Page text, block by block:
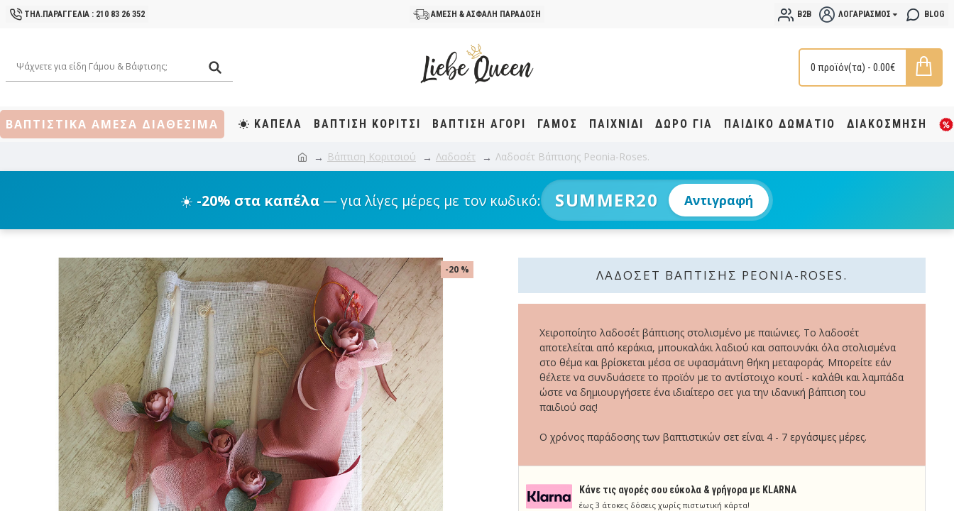
ΤΗΛ.ΠΑΡΑΓΓΕΛΙΑ : 210 83 26 352 ΑΜΕΣΗ & ΑΣΦΑΛΗ ΠΑΡΑΔΟΣΗ B2B ΛΟΓΑΡΙΑΣΜΌΣ BLOG
0 προϊόν(τα) - 0.00€
ΒΑΠΤΙΣΤΙΚΑ ΑΜΕΣΑ ΔΙΑΘΕΣΙΜΑ ΚΑΠΕΛΑ ΒΆΠΤΙΣΗ KOΡΊΤΣΙ ΒΆΠΤΙΣΗ ΑΓΌΡΙ ΓΑΜΟΣ ΠΑΙΧΝΙΔΙ ΔΩΡΟ ΓΙΑ ΠΑΙΔΙΚΟ ΔΩΜΑΤΙΟ ΔΙΑΚΟΣΜΗΣΗ
Βάπτιση Κοριτσιού Λαδοσέτ Λαδοσέτ Βάπτισης Peonia-Roses.
☀️ -20% στα καπέλα — για λίγες μέρες με τον κωδικό: SUMMER20 Αντιγραφή
-20 % ΛΑΔΟΣΈΤ ΒΆΠΤΙΣΗΣ PEONIA-ROSES.
Κάνε τις αγορές σου εύκολα & γρήγορα με KLARNA
έως 3 άτοκες δόσεις χωρίς πιστωτική κάρτα!
Χειροποίητο λαδοσέτ βάπτισης στολισμένο με παιώνιες. Το λαδοσέτ
αποτελείται από κεράκια, μπουκαλάκι λαδιού και σαπουνάκι όλα στολισμένα
στο θέμα και βρίσκεται μέσα σε υφασμάτινη θήκη μεταφοράς. Μπορείτε εάν
θέλετε να συνδυάσετε το προϊόν με το αντίστοιχο κουτί - καλάθι και λαμπάδα
ώστε να δημιουργήσετε ένα ιδιαίτερο σετ για την ιδανική βάπτιση του
παιδιού σας!
Ο χρόνος παράδοσης των βαπτιστικών σετ είναι 4 - 7 εργάσιμες μέρες.